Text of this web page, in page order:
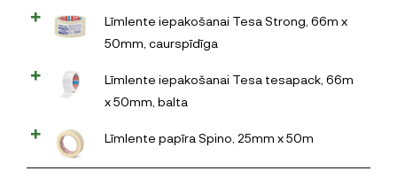
Līmlente iepakošanai Tesa Strong, 66m x
50mm, caurspīdīga
Līmlente iepakošanai Tesa tesapack, 66m
x 50mm, balta
Līmlente papīra Spino, 25mm x 50m